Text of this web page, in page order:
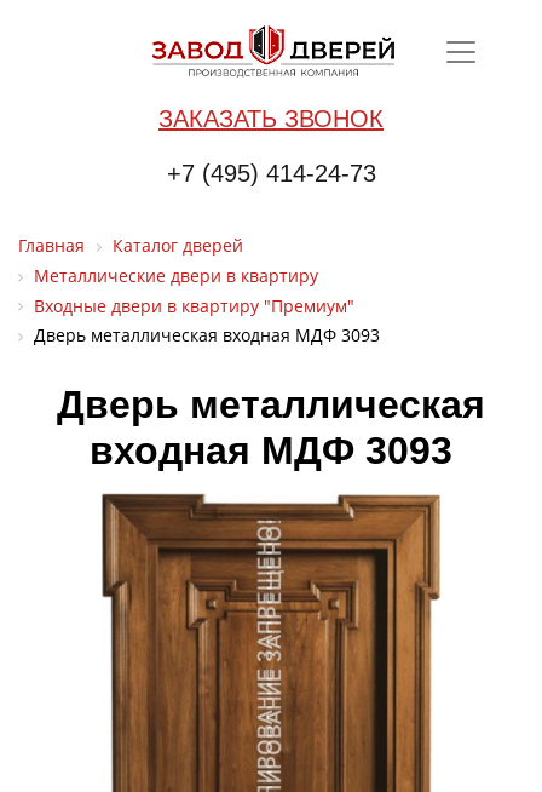
ЗАКАЗАТЬ ЗВОНОК
+7 (495) 414-24-73
Главная
Каталог дверей
Металлические двери в квартиру
Входные двери в квартиру "Премиум"
Дверь металлическая входная МДФ 3093
Дверь металлическая
входная МДФ 3093